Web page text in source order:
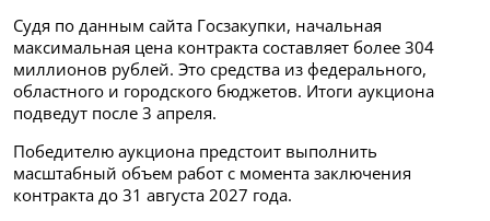
Судя по данным сайта Госзакупки, начальная
максимальная цена контракта составляет более 304
миллионов рублей. Это средства из федерального,
областного и городского бюджетов. Итоги аукциона
подведут после 3 апреля.
Победителю аукциона предстоит выполнить
масштабный объем работ с момента заключения
контракта до 31 августа 2027 года.